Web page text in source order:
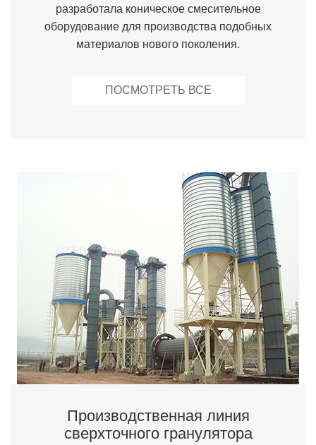
разработала коническое смесительное
оборудование для производства подобных
материалов нового поколения.
ПОСМОТРЕТЬ ВСЕ
Производственная линия
сверхточного гранулятора